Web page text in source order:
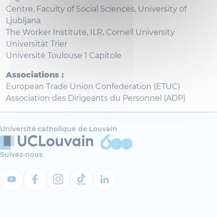
Centre, Faculty of Social Sciences, University of
Ljubljana
The Worker Institute, ILR, Cornell University
Universität Trier
Université Toulouse 1 Capitole
Associations :
European Trade Union Confederation (ETUC)
Association des Dirigeants du Personnel (ADP)
Université catholique de Louvain
Suivez-nous